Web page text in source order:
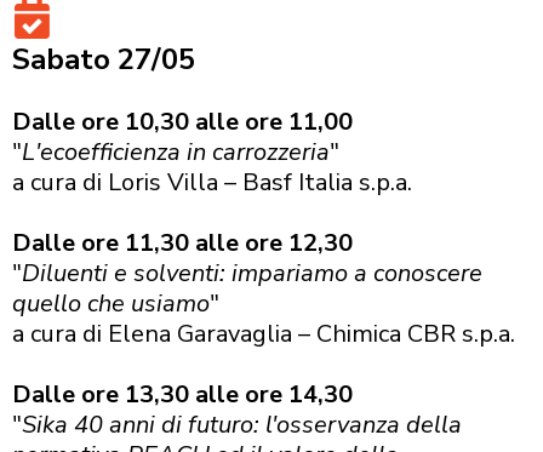
Sabato 27/05
Dalle ore 10,30 alle ore 11,00
"L'ecoefficienza in carrozzeria"
a cura di Loris Villa – Basf Italia s.p.a.
Dalle ore 11,30 alle ore 12,30
"Diluenti e solventi: impariamo a conoscere
quello che usiamo"
a cura di Elena Garavaglia – Chimica CBR s.p.a.
Dalle ore 13,30 alle ore 14,30
"Sika 40 anni di futuro: l'osservanza della